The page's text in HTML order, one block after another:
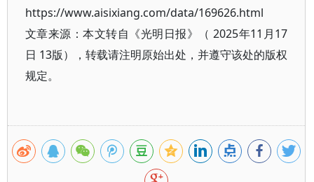
https://www.aisixiang.com/data/169626.html
文章来源：本文转自《光明日报》（ 2025年11月17
日 13版），转载请注明原始出处，并遵守该处的版权
规定。